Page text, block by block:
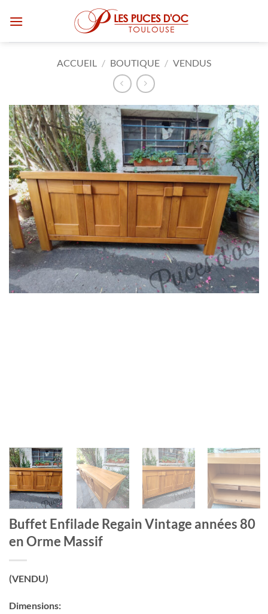
ACCUEIL / BOUTIQUE / VENDUS
Buffet Enfilade Regain Vintage années 80
en Orme Massif
(VENDU)
Dimensions: